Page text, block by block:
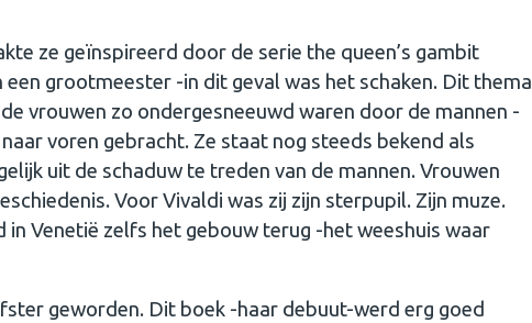
ze geïnspireerd door de serie the queen’s gambit
grootmeester -in dit geval was het schaken. Dit thema
vrouwen zo ondergesneeuwd waren door de mannen -
voren gebracht. Ze staat nog steeds bekend als
uit de schaduw te treden van de mannen. Vrouwen
Voor Vivaldi was zij zijn sterpupil. Zijn muze.
in Venetië zelfs het gebouw terug -het weeshuis waar
geworden. Dit boek -haar debuut-werd erg goed